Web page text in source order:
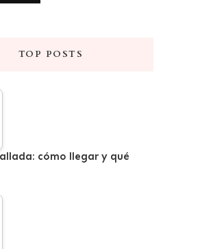
TOP POSTS
cómo llegar y qué